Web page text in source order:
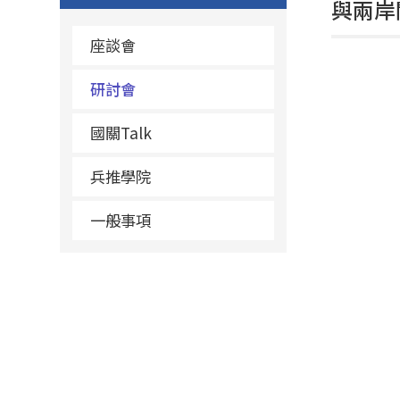
座談會
研討會
國關Talk
兵推學院
一般事項
與兩